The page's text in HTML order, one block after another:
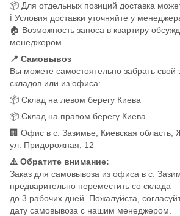
📦 Для отдельных позиций доставка
ℹ️ Условия доставки уточняйте у
🏠 Возможность заноса в квартиру
менеджером.
📍 Самовывоз
Вы можете самостоятельно забрать свой
складов или из офиса:
📦 Склад на левом берегу Киева
📦 Склад на правом берегу Киева
🏢 Офис в с. Зазимье, Киевская область,
ул. Придорожная, 12
⚠️ Обратите внимание:
Заказ для самовывоза из офиса в с.
предварительно переместить со склада
до 3 рабочих дней. Пожалуйста,
дату самовывоза с нашим менеджером.